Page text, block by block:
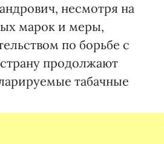
несмотря на
марок и меры,
по борьбе с
продолжают
табачные